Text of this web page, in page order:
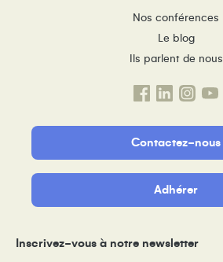
Nos conférences
Le blog
Ils parlent de nous
Contactez-nous
Adhérer
Inscrivez-vous à notre newsletter